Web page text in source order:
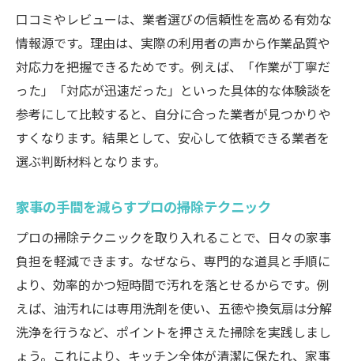
口コミやレビューは、業者選びの信頼性を高める有効な
情報源です。理由は、実際の利用者の声から作業品質や
対応力を把握できるためです。例えば、「作業が丁寧だ
った」「対応が迅速だった」といった具体的な体験談を
参考にして比較すると、自分に合った業者が見つかりや
すくなります。結果として、安心して依頼できる業者を
選ぶ判断材料となります。
家事の手間を減らすプロの掃除テクニック
プロの掃除テクニックを取り入れることで、日々の家事
負担を軽減できます。なぜなら、専門的な道具と手順に
より、効率的かつ短時間で汚れを落とせるからです。例
えば、油汚れには専用洗剤を使い、五徳や換気扇は分解
洗浄を行うなど、ポイントを押さえた掃除を実践しまし
ょう。これにより、キッチン全体が清潔に保たれ、家事